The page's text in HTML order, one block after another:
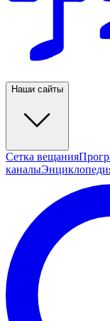
Наши сайты
Сетка вещания
каналы